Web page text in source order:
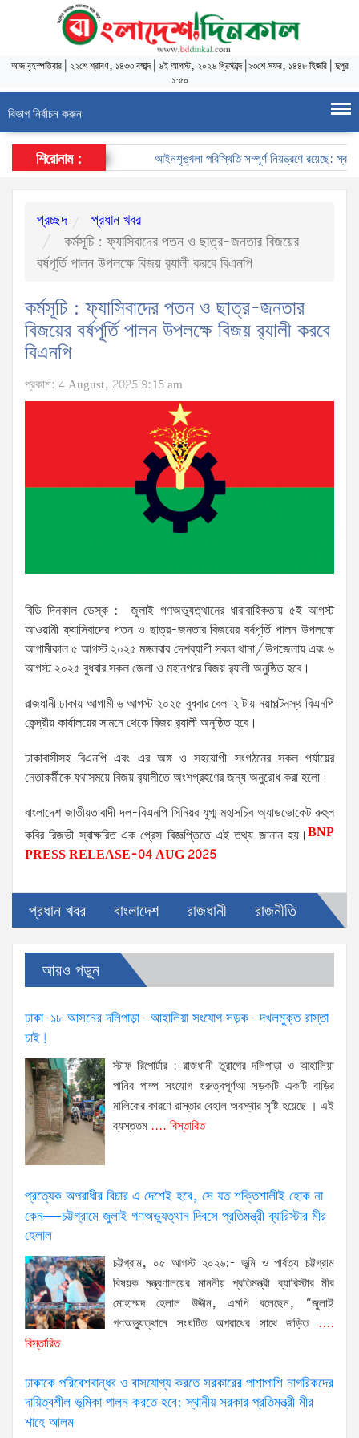
আজবৃহস্পতিবার| ২২শে শ্রাবণ, ১৪৩৩ বঙ্গাব্দ| ৬ই আগস্ট, ২০২৬ খ্রিস্টাব্দ| ২৩শে সফর, ১৪৪৮ হিজরি| দুপুর
১:৫০
বিভাগ নির্বাচন করুন
শিরোনাম : আইনশৃঙ্খলা পরিস্থিতি সম্পূর্ণ নিয়ন্ত্রণে রয়েছে:
প্রচ্ছদ
প্রধান খবর
কর্মসূচি : ফ্যাসিবাদের পতন ও ছাত্র-জনতার বিজয়ের
বর্ষপূর্তি পালন উপলক্ষে বিজয় র‌্যালী করবে বিএনপি
কর্মসূচি : ফ্যাসিবাদের পতন ও ছাত্র-জনতার
বিজয়ের বর্ষপূর্তি পালন উপলক্ষে বিজয় র‌্যালী করবে
বিএনপি
প্রকাশ: 4 August, 2025 9:15 am
বিডি দিনকাল ডেস্ক : জুলাই গণঅভ্যুত্থানের ধারাবাহিকতায় ৫ই আগস্ট
আওয়ামী ফ্যাসিবাদের পতন ও ছাত্র-জনতার বিজয়ের বর্ষপূর্তি পালন উপলক্ষে
আগামীকাল ৫ আগস্ট ২০২৫ মঙ্গলবার দেশব্যাপী সকল থানা/উপজেলায় এবং ৬
আগস্ট ২০২৫ বুধবার সকল জেলা ও মহানগরে বিজয় র‌্যালী অনুষ্ঠিত হবে।
রাজধানী ঢাকায় আগামী ৬ আগস্ট ২০২৫ বুধবার বেলা ২ টায় নয়াপল্টনস্থ বিএনপি
কেন্দ্রীয় কার্যালয়ের সামনে থেকে বিজয় র‌্যালী অনুষ্ঠিত হবে।
ঢাকাবাসীসহ বিএনপি এবং এর অঙ্গ ও সহযোগী সংগঠনের সকল পর্যায়ের
নেতাকর্মীকে যথাসময়ে বিজয় র‌্যালীতে অংশগ্রহণের জন্য অনুরোধ করা হলো।
বাংলাদেশ জাতীয়তাবাদী দল-বিএনপি সিনিয়র যুগ্ম মহাসচিব অ্যাডভোকেট রুহুল
কবির রিজভী স্বাক্ষরিত এক প্রেস বিজ্ঞপ্তিতে এই তথ্য জানান হয়।BNP
PRESS RELEASE-04 AUG 2025
প্রধান খবর বাংলাদেশ রাজধানী রাজনীতি
আরও পড়ুন
ঢাকা-১৮ আসনের দলিপাড়া- আহালিয়া সংযোগ সড়ক- দখলমুক্ত রাস্তা
চাই!
স্টাফ রিপোর্টার : রাজধানী তুরাগের দলিপাড়া ও আহালিয়া
পানির পাম্প সংযোগ গুরুত্বপূর্ণআ সড়কটি একটি বাড়ির
মালিকের কারণে রাস্তার বেহাল অবস্থার সৃষ্টি হয়েছে । এই
ব্যস্ততম .... বিস্তারিত
প্রত্যেক অপরাধীর বিচার এ দেশেই হবে, সে যত শক্তিশালীই হোক না
কেন—চট্টগ্রামে জুলাই গণঅভ্যুত্থান দিবসে প্রতিমন্ত্রী ব্যারিস্টার মীর
হেলাল
চট্টগ্রাম, ০৫ আগস্ট ২০২৬:- ভূমি ও পার্বত্য চট্টগ্রাম
বিষয়ক মন্ত্রণালয়ের মাননীয় প্রতিমন্ত্রী ব্যারিস্টার মীর
মোহাম্মদ হেলাল উদ্দীন, এমপি বলেছেন, “জুলাই
গণঅভ্যুত্থানে সংঘটিত অপরাধের সাথে জড়িত....
বিস্তারিত
ঢাকাকে পরিবেশবান্ধব ও বাসযোগ্য করতে সরকারের পাশাপাশি নাগরিকদের
দায়িত্বশীল ভূমিকা পালন করতে হবে: স্থানীয় সরকার প্রতিমন্ত্রী মীর
শাহে আলম